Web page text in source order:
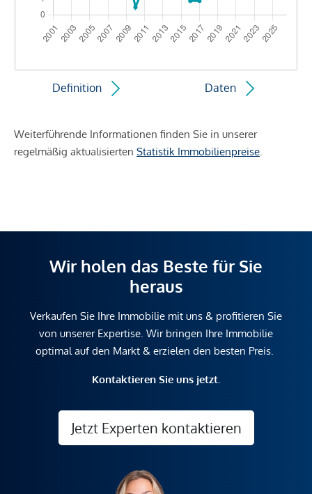
Definition Daten
Weiterführende Informationen finden Sie in unserer
regelmäßig aktualisierten Statistik Immobilienpreise
Wir holen das Beste für Sie
heraus
Verkaufen Sie Ihre Immobilie mit uns & profitieren Sie
von unserer Expertise. Wir bringen Ihre Immobilie
optimal auf den Markt & erzielen den besten Preis.
Kontaktieren Sie uns jetzt.
Jetzt Experten kontaktieren